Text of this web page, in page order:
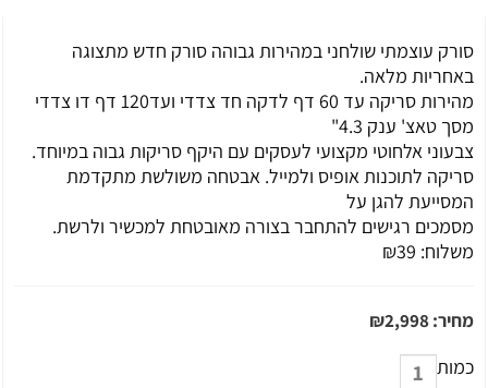
סורק עוצמתי שולחני במהירות גבוהה סורק חדש מתצוגה
באחריות מלאה.
מהירות סריקה עד 60 דף לדקה חד צדדי ועד120 דף דו צדדי
מסך טאצ' ענק 4.3"
צבעוני אלחוטי מקצועי לעסקים עם היקף סריקות גבוה במיוחד.
סריקה לתוכנות אופיס ולמייל. אבטחה משולשת מתקדמת
המסייעת להגן על
מסמכים רגישים להתחבר בצורה מאובטחת למכשיר ולרשת.
משלוח:
₪39
מחיר: ₪2,998
כמות